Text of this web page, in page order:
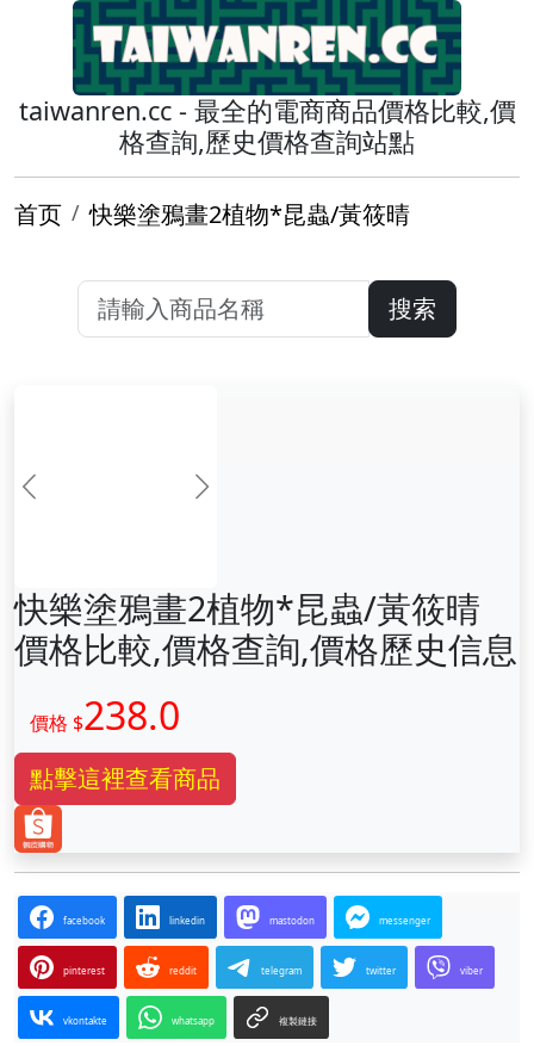
taiwanren.cc - 最全的電商商品價格比較,價
格查詢,歷史價格查詢站點
首页 快樂塗鴉畫2植物*昆蟲/黃筱晴
搜索
前一张 下一张
快樂塗鴉畫2植物*昆蟲/黃筱晴
價格比較,價格查詢,價格歷史信息
價格 $238.0
點擊這裡查看商品
facebook linkedin mastodon messenger
pinterest reddit telegram twitter viber
vkontakte whatsapp 複製鏈接